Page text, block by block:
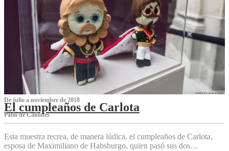
De julio a noviembre de 2018
El cumpleaños de Carlota
Patio de Cañones
Esta muestra recrea, de manera lúdica, el cumpleaños de Carlota,
esposa de Maximiliano de Habsburgo, quien pasó sus dos…